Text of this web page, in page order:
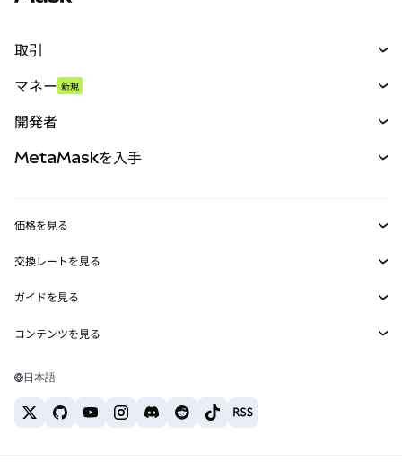
取引
パーペチュアル
RWA
マネー 新規
開発者
MetaMask Connect
Snaps
Web3サービス
MetaMaskを入手
セキュリティ
サポート
キャリア
お問い合わせ
価格を見る
イーサリアムの価格
Solanaの価格
Tetherの価格
交換レートを見る
ETH→USD
USDT→INR
BTC→INR
ETH→USDT
ガイドを見る
ETHの購入
USDTの購入
コンテンツを見る
Solanaウォレット
日本語